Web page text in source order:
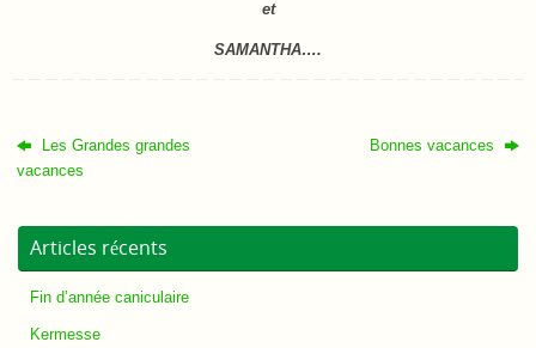
et
SAMANTHA….
Les Grandes grandes
vacances
Bonnes vacances
Articles récents
Fin d’année caniculaire
Kermesse